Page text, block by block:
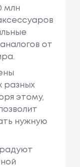
млн
от
разных
этому,
нужную